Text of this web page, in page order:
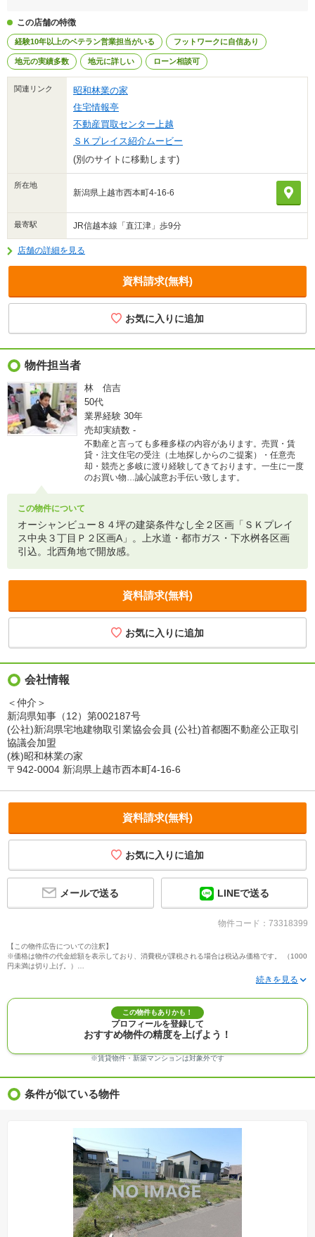
この店舗の特徴
経験10年以上のベテラン営業担当がいる フットワークに自信あり
地元の実績多数 地元に詳しい ローン相談可
関連リンク
昭和林業の家
住宅情報亭
不動産買取センター上越
ＳＫプレイス紹介ムービー
(別のサイトに移動します)
所在地
新潟県上越市西本町4-16-6
最寄駅 JR信越本線「直江津」歩9分
店舗の詳細を見る
資料請求(無料)
物件担当者
林 信吉
50代
業界経験 30年
売却実績数 -
不動産と言っても多種多様の内容があります。売買・賃
貸・注文住宅の受注（土地探しからのご提案）・任意売
却・競売と多岐に渡り経験してきております。一生に一度
のお買い物…誠心誠意お手伝い致します。
この物件について
オーシャンビュー８４坪の建築条件なし全２区画「ＳＫプレイ
ス中央３丁目Ｐ２区画A」。上水道・都市ガス・下水桝各区画
引込。北西角地で開放感。
資料請求(無料)
会社情報
＜仲介＞
新潟県知事（12）第002187号
(公社)新潟県宅地建物取引業協会会員 (公社)首都圏不動産公正取引
協議会加盟
(株)昭和林業の家
〒942-0004 新潟県上越市西本町4-16-6
資料請求(無料)
メールで送る LINEで送る
物件コード：73318399
【この物件広告についての注釈】
※価格は物件の代金総額を表示しており、消費税が課税される場合は税込み価格です。 （1000
円未満は切り上げ。）
※写真に写っている、またはパース（絵）や間取り図に描かれている家具や車などは、特にコ
※建築条件付き土地価格には、建物価格は含まれません。
※物件情報は、原則として情報提供日の２日前に最終確認した情報です。
※完成予想図はいずれも外構、植栽、外観等実際のものとは多少異なることがあります。
※モデルルーム・モデルハウス・展示場・ショールームの画像の場合、今回販売の物件と異な
※ＣＧ合成の画像の場合、実際とは多少異なる場合があります。
※物件特徴：販売戸数が複数の物件は、全ての住戸に該当しない項目もあります。
※価格更新：物件価格が変更された日から１週間表示されます。
の一例であって、プランの採用可否は任意です。
※土地（建築条件なし）で「建物プラン例」が表記してある時、そのプラン例は特定の建築請
負会社によるもので、当該建築請負会社以外で建てた場合、同様のものが同価格で建てられる
とは限りません。また建築請負会社を特定するものではありません。
※建築条件付き土地とは、その土地に建築する建物の建築請負契約が、一定期間内に成立する
ことを条件として売買される土地のことをいいます。建築請負契約成立に向けて設計プランを
協議するため、土地購入者が自己の希望する建物の設計協議をするために必要な相当の期間の
交渉期間が設定され、その期間内で希望を満たすプランが実現できたかどうかにより結論を出
します。なお、この期間は概ね3ヶ月程度とされています。納得のいくプランが出来ず、建築請
負契約が成立しない場合、土地売買契約は白紙に戻り、土地契約にかかった代金（土地代金、
この物件もありかも！
プロフィールを登録して
おすすめ物件の精度を上げよう！
※賃貸物件・新築マンションは対象外です
条件が似ている物件